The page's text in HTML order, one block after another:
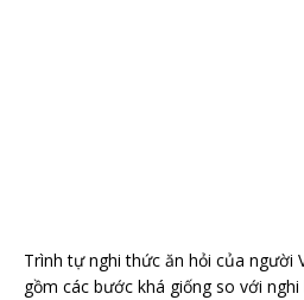
Trình tự nghi thức ăn hỏi của người
gồm các bước khá giống so với